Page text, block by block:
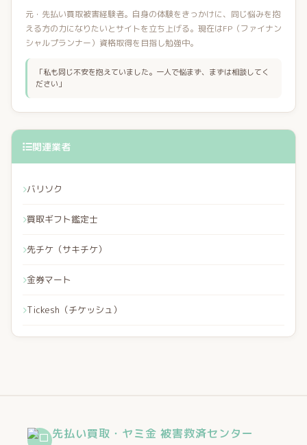
元・先払い買取被害経験者。自身の体験をきっかけに、同じ悩みを抱
える方の力になりたいとサイトを立ち上げる。現在はFP（ファイナン
シャルプランナー）資格取得を目指し勉強中。
「私も同じ不安を抱えていました。一人で悩まず、まずは相談してく
ださい」
関連業者
バリソク
買取ギフト鑑定士
先チケ（サキチケ）
金券マート
Tickesh（チケッシュ）
先払い買取・ヤミ金 被害救済センター